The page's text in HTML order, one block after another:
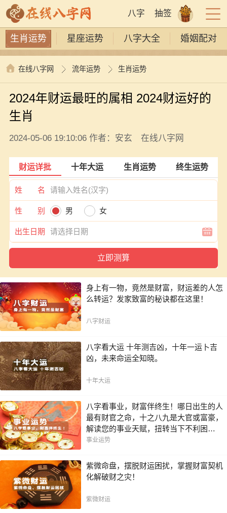
八字 抽签
生肖运势 星座运势 八字大全 婚姻配对
在线八字网 流年运势 生肖运势
2024年财运最旺的属相 2024财运好的
生肖
2024-05-06 19:10:06 作者：安玄 在线八字网
财运详批 十年大运 生肖运势 终生运势
姓 名
性 别 男 女
出生日期
身上有一物，竟然是财富，财运差的人怎
么转运？发家致富的秘诀都在这里！
八字财运
八字看大运 十年测吉凶，十年一运卜吉
凶，未来命运全知晓。
十年大运
八字看事业，财富伴终生！哪日出生的人
最有财官之命，十之八九是大官或富豪，
解读您的事业天赋，扭转当下不利困
局！！
事业运势
紫微命盘，摆脱财运困扰，掌握财富契机
化解破财之灾！
紫微财运